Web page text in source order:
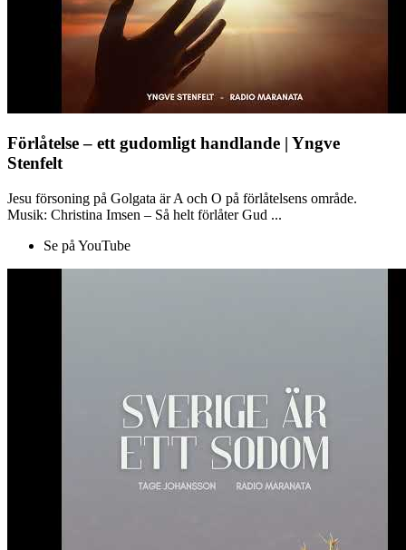
Förlåtelse – ett gudomligt handlande | Yngve
Stenfelt
Jesu försoning på Golgata är A och O på förlåtelsens område.
Musik: Christina Imsen – Så helt förlåter Gud ...
Se på YouTube